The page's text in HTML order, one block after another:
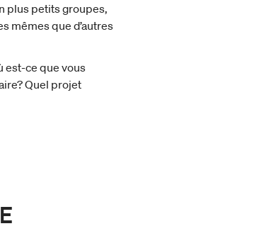
plus petits groupes,
mêmes que d’autres
est-ce que vous
Quel projet